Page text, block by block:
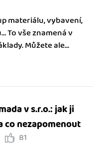
materiálu, vybavení,
To vše znamená v
Můžete ale
v s.r.o.: jak ji
co nezapomenout
81